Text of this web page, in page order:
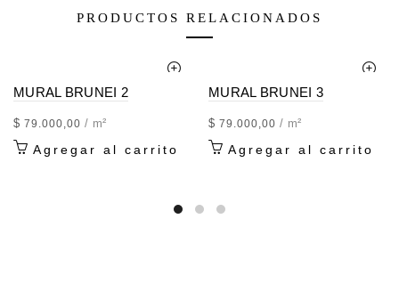
PRODUCTOS RELACIONADOS
MURAL BRUNEI 2
$ 79.000,00 / m²
Agregar al carrito
MURAL BRUNEI 3
$ 79.000,00 / m²
Agregar al carrito